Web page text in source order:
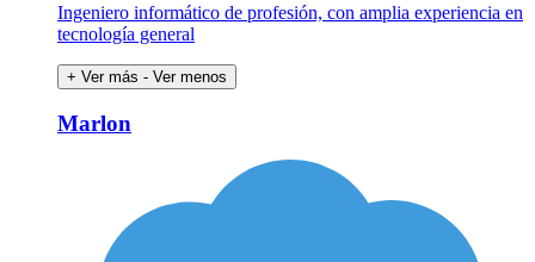
Ingeniero informático de profesión, con amplia experiencia en
tecnología general
+ Ver más - Ver menos
Marlon